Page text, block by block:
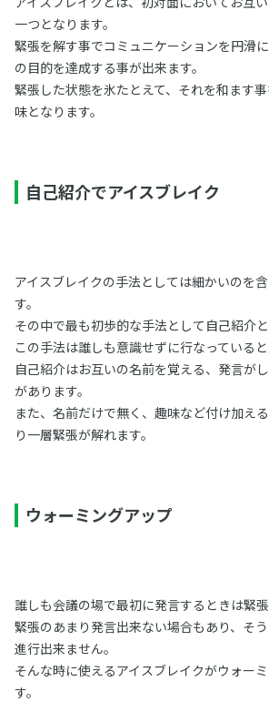
一つとなります。
緊張を解す事でコミュニケーションを円滑
の目的を達成する事が出来ます。
緊張した状態を氷たとえて、それを和ます
味となります。
自己紹介でアイスブレイク
アイスブレイクの手法としては細かいのを
す。
その中で最も初歩的な手法として自己紹介と
この手法は誰しも意識せずに行なっていると
自己紹介はお互いの名前を覚える、発言が
があります。
また、名前だけで無く、趣味など付け加え
り一層緊張が解れます。
ウォーミングアップ
誰しも会議の場で最初に発言するときは緊張
緊張のあまり発言出来ない場合もあり、そ
進行出来ません。
そんな時に使えるアイスブレイクがウォー
す。